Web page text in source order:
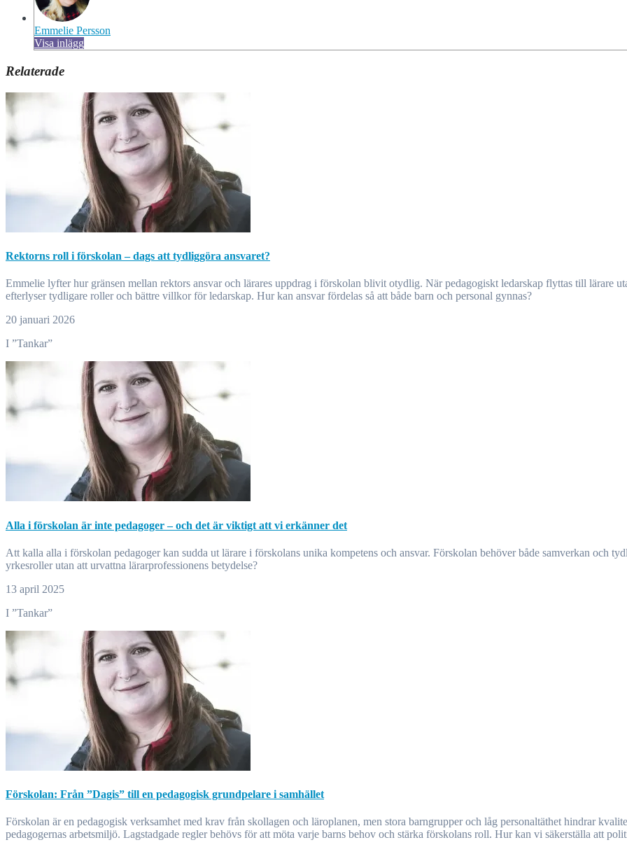
Emmelie Persson
Visa inlägg
Relaterade
Rektorns roll i förskolan – dags att tydliggöra ansvaret?
Emmelie lyfter hur gränsen mellan rektors ansvar och lärares uppdrag i förskolan blivit otydlig. När pedagogiskt ledarskap flyttas till lärare utan rätt förutsättningar skapas stress och kvalitetsrisker. Författaren
efterlyser tydligare roller och bättre villkor för ledarskap. Hur kan ansvar fördelas så att både barn och personal gynnas?
20 januari 2026
I ”Tankar”
Alla i förskolan är inte pedagoger – och det är viktigt att vi erkänner det
Att kalla alla i förskolan pedagoger kan sudda ut lärare i förskolans unika kompetens och ansvar. Förskolan behöver både samverkan och tydliga professionella roller för barnens bästa. Hur kan vi lyfta alla
yrkesroller utan att urvattna lärarprofessionens betydelse?
13 april 2025
I ”Tankar”
Förskolan: Från ”Dagis” till en pedagogisk grundpelare i samhället
Förskolan är en pedagogisk verksamhet med krav från skollagen och läroplanen, men stora barngrupper och låg personaltäthet hindrar kvaliteten. Forskning visar att mindre grupper gynnar barns utveckling och
pedagogernas arbetsmiljö. Lagstadgade regler behövs för att möta varje barns behov och stärka förskolans roll. Hur kan vi säkerställa att